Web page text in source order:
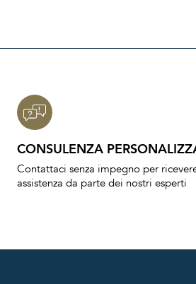
CONSULENZA
Contattaci senza impegno per
assistenza da parte dei nostri esperti